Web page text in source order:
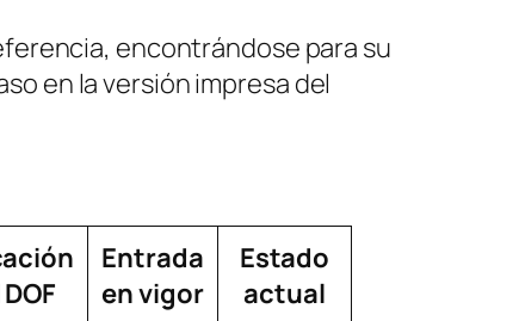
encontrándose para su
en la versión impresa del
Entrada
en vigor
Estado
actual